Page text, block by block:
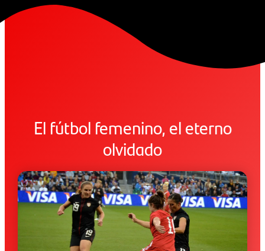
El fútbol femenino, el eterno
olvidado